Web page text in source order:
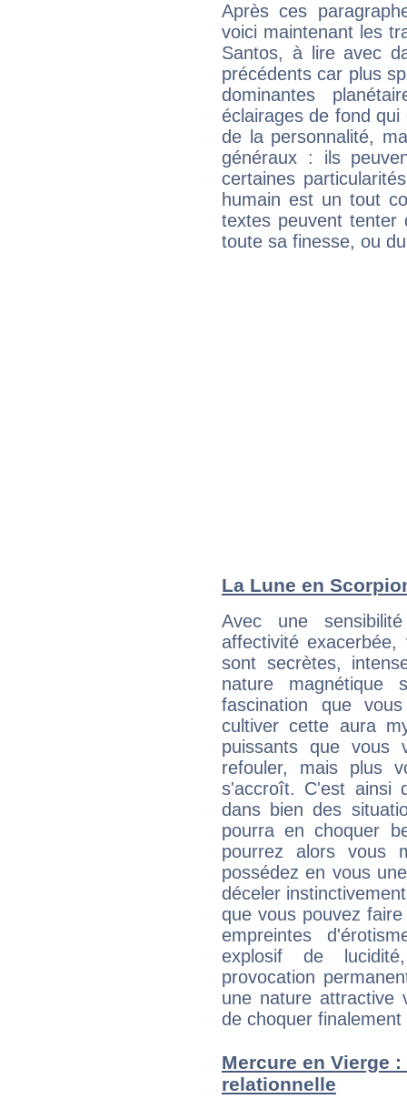
Après ces
voici maintenant les
Santos, à lire avec
précédents car plus
dominantes
éclairages de fond
de la personnalité,
généraux : ils
certaines
humain est un tout
textes peuvent tenter
toute sa finesse, ou
La Lune en
Avec une
affectivité
sont secrètes,
nature magnétique
fascination que
cultiver cette aura
puissants que vous
refouler, mais plus
s'accroît. C'est ainsi
dans bien des
pourra en choquer
pourrez alors vous
possédez en vous
déceler
que vous pouvez
empreintes
explosif de
provocation
une nature attractive
de choquer
Mercure en Vierge
relationnelle